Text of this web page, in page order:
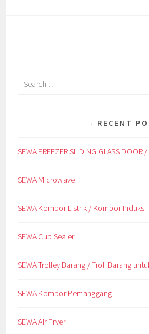
Search
RECENT
SEWA FREEZER SLIDING GLASS DOOR
SEWA Microwave
SEWA Kompor Listrik / Kompor Induksi
SEWA Cup Sealer
SEWA Trolley Barang / Troli Barang
SEWA Kompor Pemanggang
SEWA Air Fryer